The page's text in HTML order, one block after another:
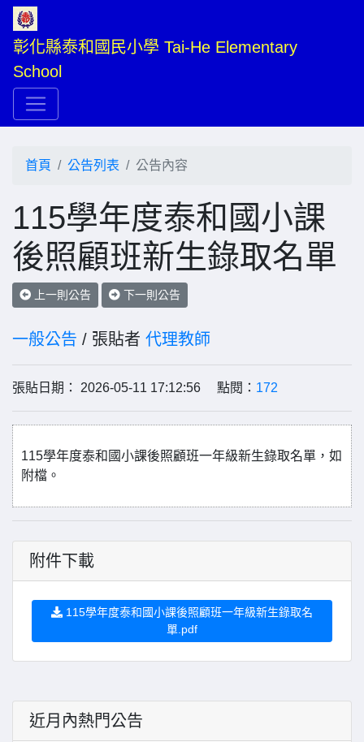
彰化縣泰和國民小學 Tai-He Elementary
School
首頁 公告列表 公告內容
115學年度泰和國小課
後照顧班新生錄取名單
上一則公告 下一則公告
一般公告 / 張貼者 代理教師
張貼日期： 2026-05-11 17:12:56 點閱： 172
115學年度泰和國小課後照顧班一年級新生錄取名單，如
附檔。
附件下載
115學年度泰和國小課後照顧班一年級新生錄取名
單.pdf
近月內熱門公告